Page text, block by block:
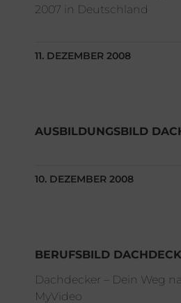
2007 in Deutschland
11. DEZEMBER 2008
AUSBILDUNGSBILD
10. DEZEMBER 2008
BERUFSBILD
Dachdecker – Dein Weg
MyVideo